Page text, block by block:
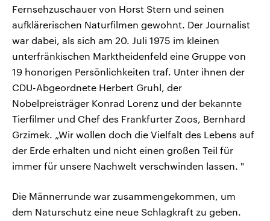
Fernsehzuschauer von Horst Stern und seinen
aufklärerischen Naturfilmen gewohnt. Der Journalist
war dabei, als sich am 20. Juli 1975 im kleinen
unterfränkischen Marktheidenfeld eine Gruppe von
19 honorigen Persönlichkeiten traf. Unter ihnen der
CDU-Abgeordnete Herbert Gruhl, der
Nobelpreisträger Konrad Lorenz und der bekannte
Tierfilmer und Chef des Frankfurter Zoos, Bernhard
Grzimek. „Wir wollen doch die Vielfalt des Lebens auf
der Erde erhalten und nicht einen großen Teil für
immer für unsere Nachwelt verschwinden lassen. "
Die Männerrunde war zusammengekommen, um
dem Naturschutz eine neue Schlagkraft zu geben.